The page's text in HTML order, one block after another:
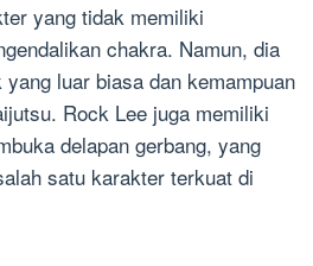
yang tidak memiliki
chakra. Namun, dia
luar biasa dan kemampuan
Rock Lee juga memiliki
delapan gerbang, yang
satu karakter terkuat di